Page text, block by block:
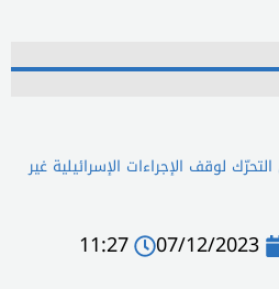
لوقف الإجراءات الإسرائيلية غير
07/12/2023
11:27